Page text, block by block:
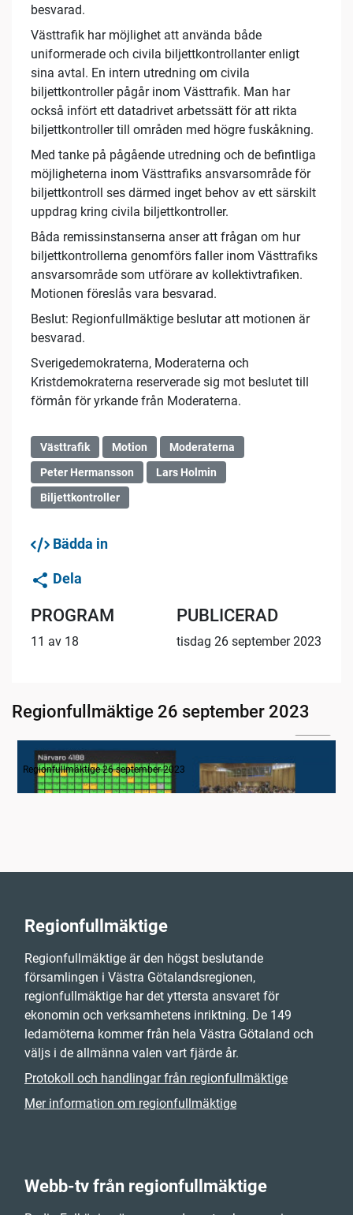
besvarad.
Västtrafik har möjlighet att använda både
uniformerade och civila biljettkontrollanter enligt
sina avtal. En intern utredning om civila
biljettkontroller pågår inom Västtrafik. Man har
också infört ett datadrivet arbetssätt för att rikta
biljettkontroller till områden med högre fuskåkning.
Med tanke på pågående utredning och de befintliga
möjligheterna inom Västtrafiks ansvarsområde för
biljettkontroll ses därmed inget behov av ett särskilt
uppdrag kring civila biljettkontroller.
Båda remissinstanserna anser att frågan om hur
biljettkontrollerna genomförs faller inom Västtrafiks
ansvarsområde som utförare av kollektivtrafiken.
Motionen föreslås vara besvarad.
Beslut: Regionfullmäktige beslutar att motionen är
besvarad.
Sverigedemokraterna, Moderaterna och
Kristdemokraterna reserverade sig mot beslutet till
förmån för yrkande från Moderaterna.
Västtrafik Motion
Moderaterna
Peter Hermansson
Lars Holmin
Biljettkontroller
Bädda in
Dela
PROGRAM
11 av 18
PUBLICERAD
tisdag 26 september 2023
Regionfullmäktige 26 september 2023
1. Inledning
Regionfullmäktige 26 september 2023
Regionfullmäktige
Regionfullmäktige är den högst beslutande
församlingen i Västra Götalandsregionen,
regionfullmäktige har det yttersta ansvaret för
ekonomin och verksamhetens inriktning. De 149
ledamöterna kommer från hela Västra Götaland och
väljs i de allmänna valen vart fjärde år.
Protokoll och handlingar från regionfullmäktige
Mer information om regionfullmäktige
Webb-tv från regionfullmäktige